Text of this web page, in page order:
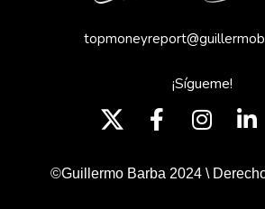
¡Sígueme!
©Guillermo Barba 2024 \